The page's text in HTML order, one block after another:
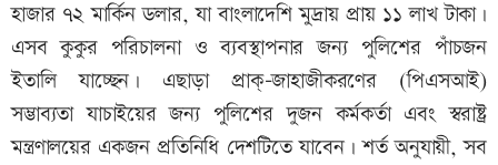
হাজার ৭২ মার্কিন ডলার, যা বাংলাদেশি মুদ্রায় প্রায় ১১ লাখ টাকা।
এসব কুকুর পরিচালনা ও ব্যবস্থাপনার জন্য পুলিশের পাঁচজন
ইতালি যাচ্ছেন। এছাড়া প্রাক্-জাহাজীকরণের (পিএসআই)
সম্ভাব্যতা যাচাইয়ের জন্য পুলিশের দুজন কর্মকর্তা এবং স্বরাষ্ট্র
মন্ত্রণালয়ের একজন প্রতিনিধি দেশটিতে যাবেন। শর্ত অনুযায়ী, সব